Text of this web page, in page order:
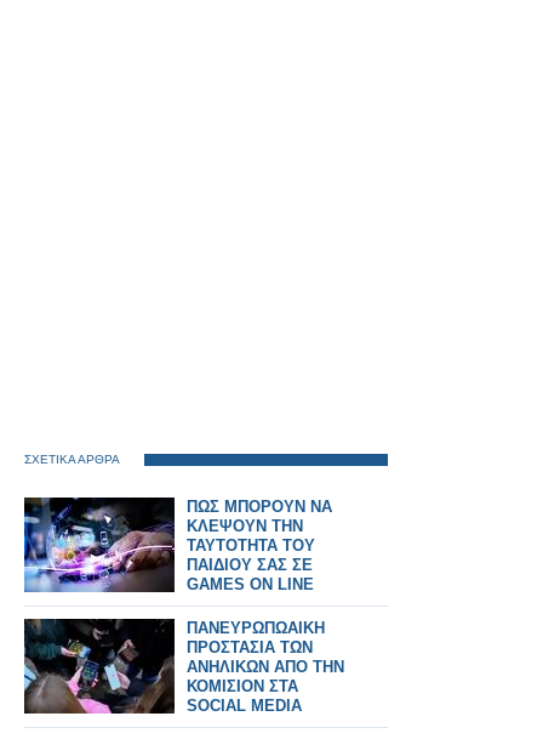
ΣΧΕΤΙΚΑ ΑΡΘΡΑ
ΠΩΣ ΜΠΟΡΟΥΝ ΝΑ
ΚΛΕΨΟΥΝ ΤΗΝ
ΤΑΥΤΟΤΗΤΑ ΤΟΥ
ΠΑΙΔΙΟΥ ΣΑΣ ΣΕ
GAMES ON LINE
ΠΑΝΕΥΡΩΠΩΑΙΚΗ
ΠΡΟΣΤΑΣΙΑ ΤΩΝ
ΑΝΗΛΙΚΩΝ ΑΠΟ ΤΗΝ
ΚΟΜΙΣΙΟΝ ΣΤΑ
SOCIAL MEDIA